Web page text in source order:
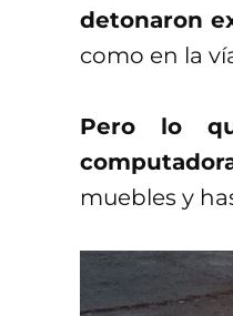
detonaron
como en la
Pero lo
muebles y